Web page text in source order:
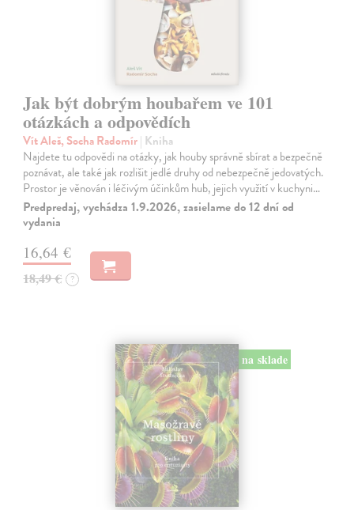
Jak být dobrým houbařem ve 101
otázkách a odpovědích
Vít Aleš, Socha Radomír| Kniha
Najdete tu odpovědi na otázky, jak houby správně sbírat a bezpečně
poznávat, ale také jak rozlišit jedlé druhy od nebezpečně jedovatých.
Prostor je věnován i léčivým účinkům hub, jejich využití v kuchyni…
Predpredaj, vychádza 1.9.2026, zasielame do 12 dní od
vydania
16,64 €
18,49 € ?
na sklade